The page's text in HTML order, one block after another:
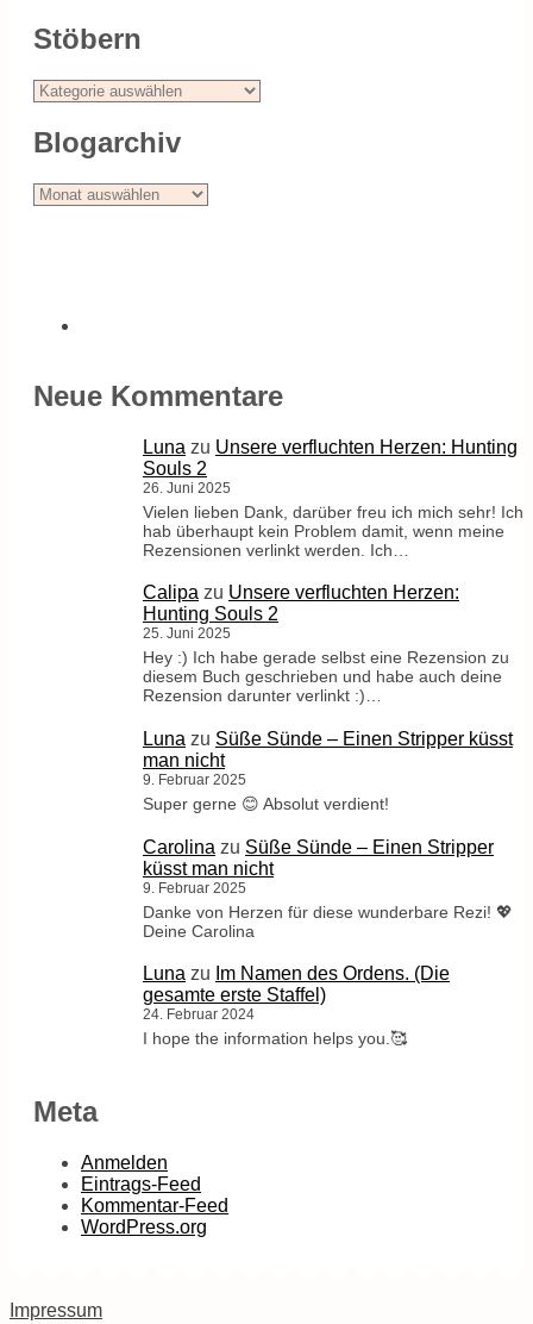
Stöbern
Stöbern
Blogarchiv
Blogarchiv
Neue Kommentare
Luna zu Unsere verfluchten Herzen: Hunting
Souls 2
26. Juni 2025
Vielen lieben Dank, darüber freu ich mich sehr! Ich
hab überhaupt kein Problem damit, wenn meine
Rezensionen verlinkt werden. Ich…
Calipa zu Unsere verfluchten Herzen:
Hunting Souls 2
25. Juni 2025
Hey :) Ich habe gerade selbst eine Rezension zu
diesem Buch geschrieben und habe auch deine
Rezension darunter verlinkt :)…
Luna zu Süße Sünde – Einen Stripper küsst
man nicht
9. Februar 2025
Super gerne 😊 Absolut verdient!
Carolina zu Süße Sünde – Einen Stripper
küsst man nicht
9. Februar 2025
Danke von Herzen für diese wunderbare Rezi! 💖
Deine Carolina
Luna zu Im Namen des Ordens. (Die
gesamte erste Staffel)
24. Februar 2024
I hope the information helps you.🥰
Meta
Anmelden
Eintrags-Feed
Kommentar-Feed
WordPress.org
Impressum